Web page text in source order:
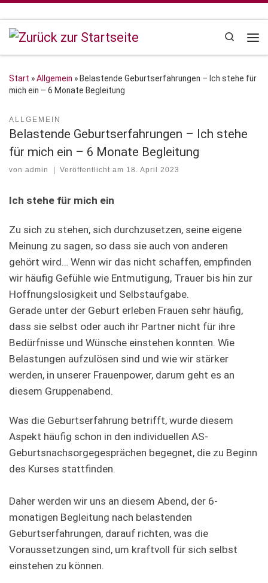
Search
Start »Allgemein » Belastende Geburtserfahrungen – Ich stehe für
mich ein – 6 Monate Begleitung
ALLGEMEIN
Belastende Geburtserfahrungen – Ich stehe
für mich ein – 6 Monate Begleitung
von admin Veröffentlicht am 18. April 2023
Ich stehe für mich ein
Zu sich zu stehen, sich durchzusetzen, seine eigene
Meinung zu sagen, so dass sie auch von anderen
gehört wird… Wenn wir das nicht schaffen, empfinden
wir häufig Gefühle wie Entmutigung, Trauer bis hin zur
Hoffnungslosigkeit und Selbstaufgabe.
Gerade unter der Geburt erleben Frauen sehr häufig,
dass sie selbst oder auch ihr Partner nicht für ihre
Bedürfnisse und Wünsche einstehen konnten. Wie
Belastungen aufzulösen sind und wie wir stärker
werden, in unserer Frauenpower, darum geht es an
diesem Gruppenabend.
Was die Geburtserfahrung betrifft, wurde diesem
Aspekt häufig schon in den individuellen AS-
Geburtsnachsorgegesprächen begegnet, die zu Beginn
des Kurses stattfinden.
Daher werden wir uns an diesem Abend, der 6-
monatigen Begleitung nach belastenden
Geburtserfahrungen, darauf richten, was die
Voraussetzungen sind, um kraftvoll für sich selbst
einstehen zu können.